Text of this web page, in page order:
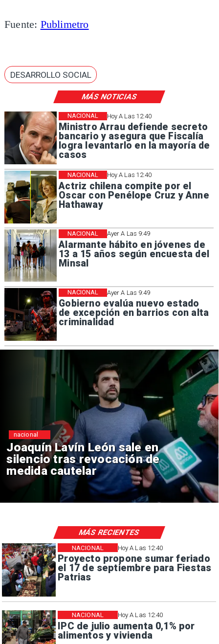
MÁS NOTICIAS
Hoy A Las 12:40
Ministro Arrau defiende secreto
bancario y asegura que Fiscalía
logra levantarlo en la mayoría de
casos
NACIONAL
Hoy A Las 12:40
Actriz chilena compite por el
Oscar con Penélope Cruz y Anne
Hathaway
NACIONAL
Ayer A Las 9:49
Alarmante hábito en jóvenes de
13 a 15 años según encuesta del
Minsal
NACIONAL
Ayer A Las 9:49
Gobierno evalúa nuevo estado
de excepción en barrios con alta
criminalidad
NACIONAL
Fuente: Publimetro
DESARROLLO SOCIAL
Lavín León sale en
tras revocación de
Chile y
nacional
Hoy A Las 12:40
Proyecto propone sumar feriado
el 17 de septiembre para Fiestas
Patrias
NACIONAL
Hoy A Las 12:40
IPC de julio aumenta 0,1% por
alimentos y vivienda
NACIONAL
MÁS RECIENTES